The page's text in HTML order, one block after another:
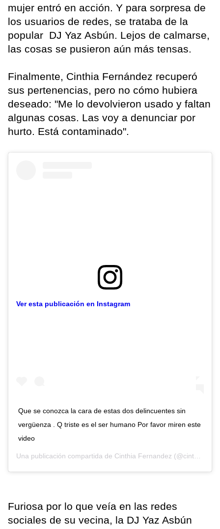
mujer entró en acción. Y para sorpresa de
los usuarios de redes, se trataba de la
popular DJ Yaz Asbún. Lejos de calmarse,
las cosas se pusieron aún más tensas.
Finalmente, Cinthia Fernández recuperó
sus pertenencias, pero no cómo hubiera
deseado: "Me lo devolvieron usado y faltan
algunas cosas. Las voy a denunciar por
hurto. Está contaminado".
Ver esta publicación en Instagram
Que se conozca la cara de estas dos delincuentes sin
vergüenza . Q triste es el ser humano Por favor miren este
video
Una publicación compartida de Cinthia Fernandez (@cinthia_fernandez_) el
Furiosa por lo que veía en las redes
sociales de su vecina, la DJ Yaz Asbún